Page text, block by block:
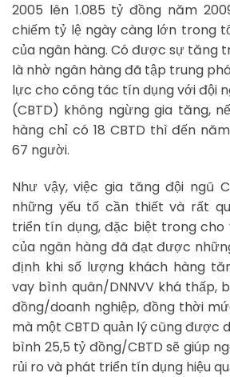
2005 lên 1.085 tỷ đồng năm
chiếm tỷ lệ ngày càng lớn trong
của ngân hàng. Có được sự tăng
là nhờ ngân hàng đã tập trung
lực cho công tác tín dụng với đội
(CBTD) không ngừng gia tăng,
hàng chỉ có 18 CBTD thì đến
67 người.
Như vậy, việc gia tăng đội ngũ
những yếu tố cần thiết và rất
triển tín dụng, đặc biệt trong cho
của ngân hàng đã đạt được
định khi số lượng khách hàng
vay bình quân/DNNVV khá thấp,
đồng/doanh nghiệp, đồng thời
mà một CBTD quản lý cũng được
bình 25,5 tỷ đồng/CBTD sẽ giúp
rủi ro và phát triển tín dụng hiệu